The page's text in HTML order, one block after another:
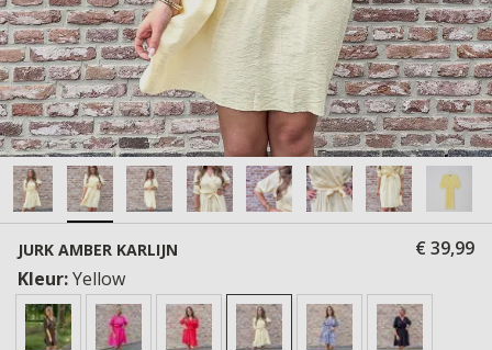
JURK AMBER KARLIJN
€ 39,99
Kleur:Yellow